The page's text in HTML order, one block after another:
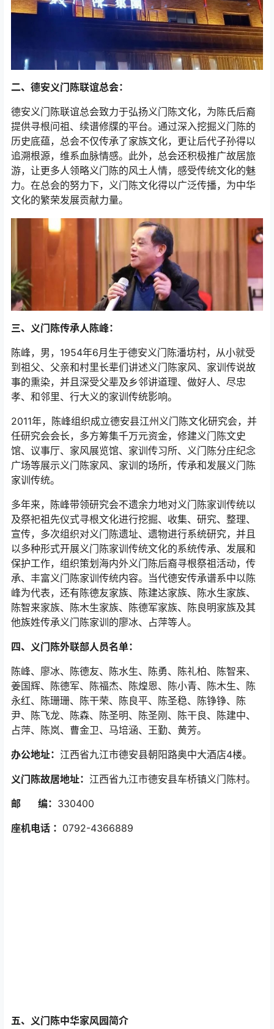
二、德安义门陈联谊总会：
德安义门陈联谊总会致力于弘扬义门陈文化，为陈氏后裔
提供寻根问祖、续谱修牒的平台。通过深入挖掘义门陈的
历史底蕴，总会不仅传承了家族文化，更让后代子孙得以
追溯根源，维系血脉情感。此外，总会还积极推广故居旅
游，让更多人领略义门陈的风土人情，感受传统文化的魅
力。在总会的努力下，义门陈文化得以广泛传播，为中华
文化的繁荣发展贡献力量。
三、义门陈传承人陈峰：
陈峰，男，1954年6月生于德安义门陈潘坊村，从小就受
到祖父、父亲和村里长辈们讲述义门陈家风、家训传说故
事的熏染，并且深受父辈及乡邻讲道理、做好人、尽忠
孝、和邻里、行大义的家训传统影响。
2011年，陈峰组织成立德安县江州义门陈文化研究会，并
任研究会会长，多方筹集千万元资金，修建义门陈文史
馆、议事厅、家风展览馆、家训传习所、义门陈分庄纪念
广场等展示义门陈家风、家训的场所，传承和发展义门陈
家训传统。
多年来，陈峰带领研究会不遗余力地对义门陈家训传统以
及祭祀祖先仪式寻根文化进行挖掘、收集、研究、整理、
宣传，多次组织对义门陈遗址、遗物进行系统研究，并且
以多种形式开展义门陈家训传统文化的系统传承、发展和
保护工作，组织策划海内外义门陈后裔寻根祭祖活动，传
承、丰富义门陈家训传统内容。当代德安传承谱系中以陈
峰为代表，还有陈德友家族、陈建达家族、陈水生家族、
陈智来家族、陈木生家族、陈德军家族、陈良明家族及其
他族姓传承义门陈家训的廖冰、占萍等人。
四、义门陈外联部人员名单：
陈峰、廖冰、陈德友、陈水生、陈勇、陈礼柏、陈智来、
姜国辉、陈德军、陈福杰、陈煌恩、陈小青、陈木生、陈
永红、陈珊珊、陈干荣、陈良平、陈圣稳、陈铮铮、陈
尹、陈飞龙、陈森、陈圣明、陈圣刚、陈干良、陈建中、
占萍、陈岚、曹金卫、马培涵、王勤、黄芳。
办公地址： 江西省九江市德安县朝阳路奥中大酒店4楼。
义门陈故居地址： 江西省九江市德安县车桥镇义门陈村。
邮 编： 330400
座机电话 ： 0792-4366889
五、义门陈中华家风园简介